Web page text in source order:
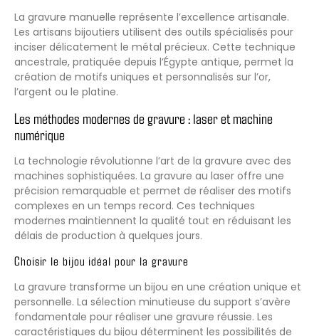
La gravure manuelle représente l’excellence artisanale.
Les artisans bijoutiers utilisent des outils spécialisés pour
inciser délicatement le métal précieux. Cette technique
ancestrale, pratiquée depuis l’Égypte antique, permet la
création de motifs uniques et personnalisés sur l’or,
l’argent ou le platine.
Les méthodes modernes de gravure : laser et machine
numérique
La technologie révolutionne l’art de la gravure avec des
machines sophistiquées. La gravure au laser offre une
précision remarquable et permet de réaliser des motifs
complexes en un temps record. Ces techniques
modernes maintiennent la qualité tout en réduisant les
délais de production à quelques jours.
Choisir le bijou idéal pour la gravure
La gravure transforme un bijou en une création unique et
personnelle. La sélection minutieuse du support s’avère
fondamentale pour réaliser une gravure réussie. Les
caractéristiques du bijou déterminent les possibilités de